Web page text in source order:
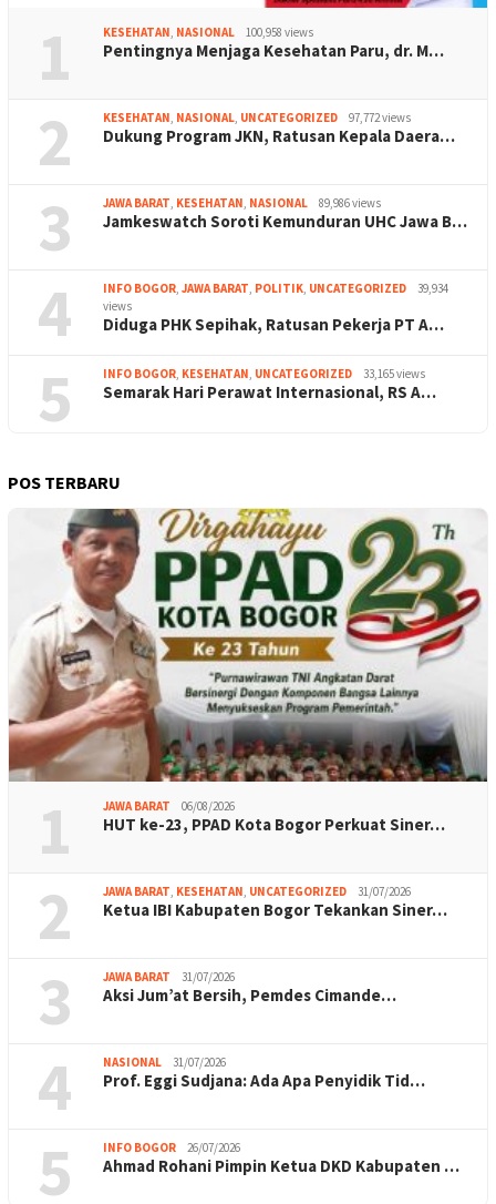
1 KESEHATAN, NASIONAL 100,958 views
Pentingnya Menjaga Kesehatan Paru, dr. M…
2 KESEHATAN, NASIONAL, UNCATEGORIZED 97,772 views
Dukung Program JKN, Ratusan Kepala Daera…
3 JAWA BARAT, KESEHATAN, NASIONAL 89,986 views
Jamkeswatch Soroti Kemunduran UHC Jawa B…
4 INFO BOGOR, JAWA BARAT, POLITIK, UNCATEGORIZED
39,934
views
Diduga PHK Sepihak, Ratusan Pekerja PT A…
5 INFO BOGOR, KESEHATAN, UNCATEGORIZED 33,165 views
Semarak Hari Perawat Internasional, RS A…
POS TERBARU
1 JAWA BARAT 06/08/2026
HUT ke-23, PPAD Kota Bogor Perkuat Siner…
2 JAWA BARAT, KESEHATAN, UNCATEGORIZED 31/07/2026
Ketua IBI Kabupaten Bogor Tekankan Siner…
3 JAWA BARAT 31/07/2026
Aksi Jum’at Bersih, Pemdes Cimande…
4 NASIONAL 31/07/2026
Prof. Eggi Sudjana: Ada Apa Penyidik Tid…
5 INFO BOGOR 26/07/2026
Ahmad Rohani Pimpin Ketua DKD Kabupaten …